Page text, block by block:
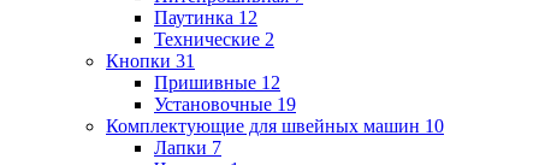
Паутинка 12
Технические 2
Кнопки 31
Пришивные 12
Установочные 19
Комплектующие для швейных машин 10
Лапки 7